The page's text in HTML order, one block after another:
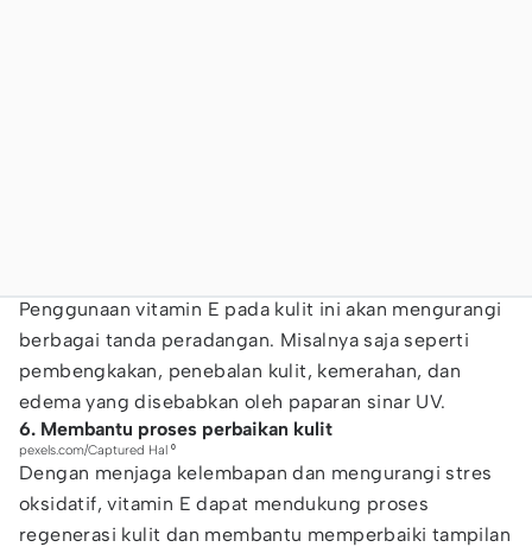
Penggunaan vitamin E pada kulit ini akan mengurangi
berbagai tanda peradangan. Misalnya saja seperti
pembengkakan, penebalan kulit, kemerahan, dan
edema yang disebabkan oleh paparan sinar UV.
6. Membantu proses perbaikan kulit
pexels.com/Captured Hal ⁰
Dengan menjaga kelembapan dan mengurangi stres
oksidatif, vitamin E dapat mendukung proses
regenerasi kulit dan membantu memperbaiki tampilan